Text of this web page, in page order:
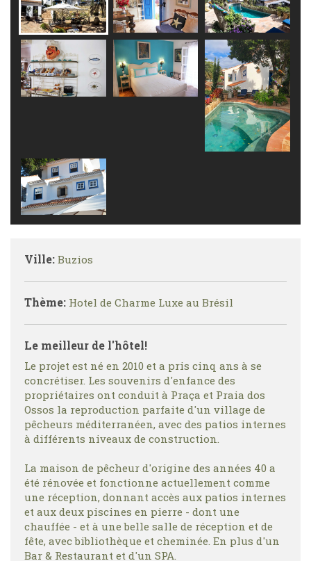
Ville: Buzios
Thème: Hotel de Charme Luxe au Brésil
Le meilleur de l'hôtel!
Le projet est né en 2010 et a pris cinq ans à se
concrétiser. Les souvenirs d'enfance des
propriétaires ont conduit à Praça et Praia dos
Ossos la reproduction parfaite d'un village de
pêcheurs méditerranéen, avec des patios internes
à différents niveaux de construction.
La maison de pêcheur d'origine des années 40 a
été rénovée et fonctionne actuellement comme
une réception, donnant accès aux patios internes
et aux deux piscines en pierre - dont une
chauffée - et à une belle salle de réception et de
fête, avec bibliothèque et cheminée. En plus d'un
Bar & Restaurant et d'un SPA.